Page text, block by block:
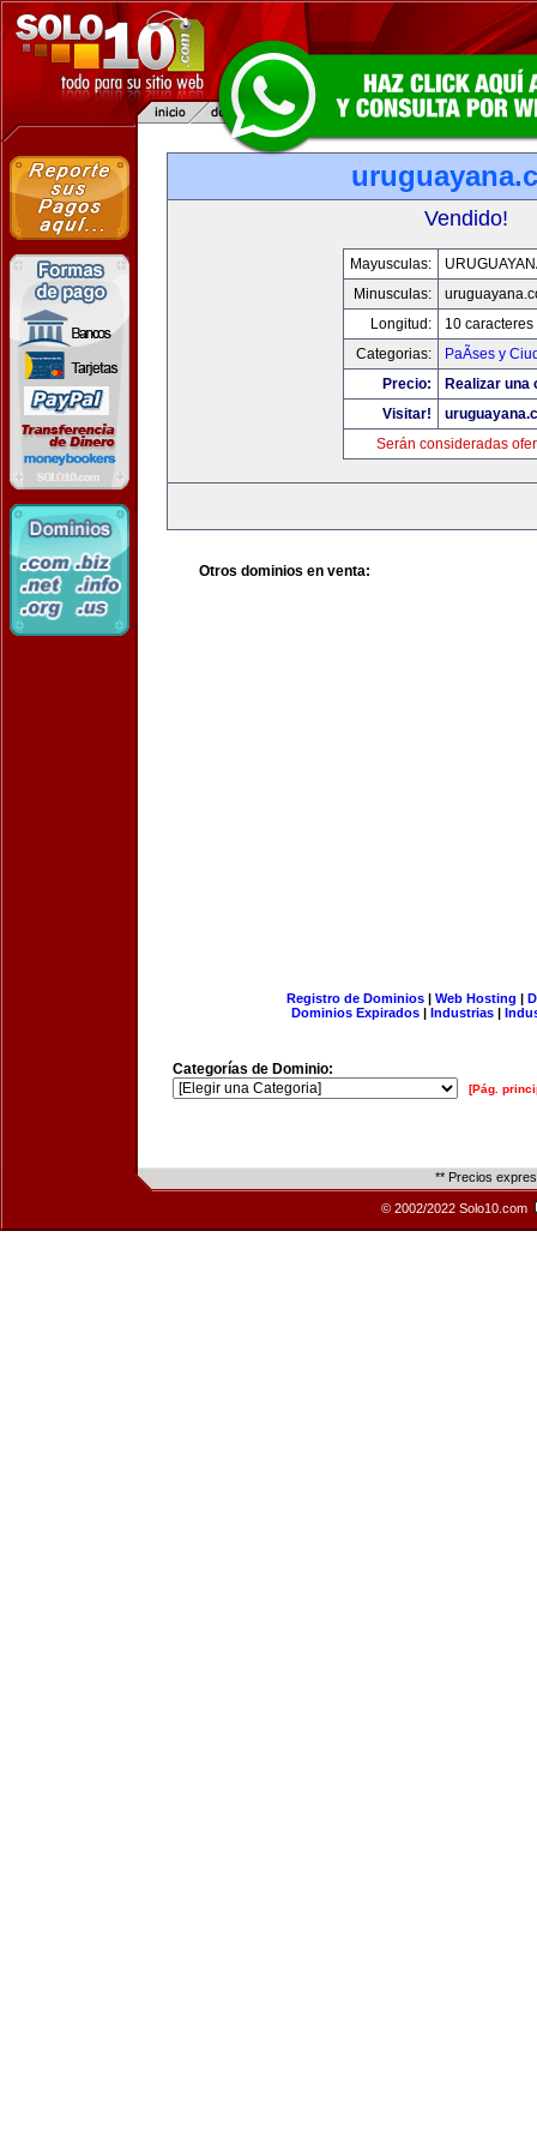
Vendido!
Mayusculas:
Minusculas:
Longitud:
10 caracteres
Categorias:
PaÃ­ses y
Precio:
Realizar una
Visitar!
Serán consideradas
Otros dominios en venta:
Registro de Dominios| Web Hosting |
Dominios Expirados | Industrias |
Categorías de Dominio:
[Pág.
** Precios
© 2002/2022 Solo10.com